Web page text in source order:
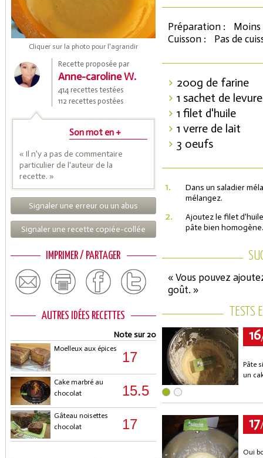
Cliquer sur la photo pour l'agrandir
Recette proposée par
Anne-caroline W.
414 recettes testées
112 recettes postées
Son mot en +
« Il n'y a pas de commentaire
particulier de l'auteur de la
recette. »
Signaler une erreur ou un abus
Signaler une recette copiée-collée
IMPRIMER / PARTAGER
AUTRES IDÉES RECETTES
Note sur 20
Moelleux aux épices
17
Cake marbré au
chocolat
15.5
Gâteau noisettes
chocolat
17
Préparation :
Moins
Cuisson :
Pas de
200g de farine
1 sachet de
1 filet d'huile
1 verre de lait
3 oeufs
1.
Dans un saladier
mélangez.
2.
Ajoutez le filet
pâte bien homogène.
« Vous pouvez
goût. »
16
Pâte
un
17
Oui